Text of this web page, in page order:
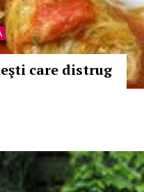
care distrug